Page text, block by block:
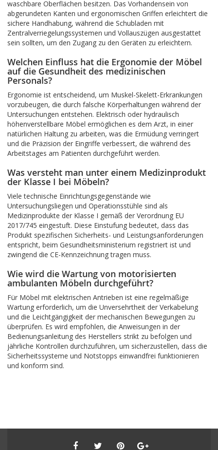
waschbare Oberflächen besitzen. Das Vorhandensein von
abgerundeten Kanten und ergonomischen Griffen erleichtert die
sichere Handhabung, während die Schubladen mit
Zentralverriegelungssystemen und Vollauszügen ausgestattet
sein sollten, um den Zugang zu den Geräten zu erleichtern.
Welchen Einfluss hat die Ergonomie der Möbel
auf die Gesundheit des medizinischen
Personals?
Ergonomie ist entscheidend, um Muskel-Skelett-Erkrankungen
vorzubeugen, die durch falsche Körperhaltungen während der
Untersuchungen entstehen. Elektrisch oder hydraulisch
höhenverstellbare Möbel ermöglichen es dem Arzt, in einer
natürlichen Haltung zu arbeiten, was die Ermüdung verringert
und die Präzision der Eingriffe verbessert, die während des
Arbeitstages am Patienten durchgeführt werden.
Was versteht man unter einem Medizinprodukt
der Klasse I bei Möbeln?
Viele technische Einrichtungsgegenstände wie
Untersuchungsliegen und Operationsstühle sind als
Medizinprodukte der Klasse I gemäß der Verordnung EU
2017/745 eingestuft. Diese Einstufung bedeutet, dass das
Produkt spezifischen Sicherheits- und Leistungsanforderungen
entspricht, beim Gesundheitsministerium registriert ist und
zwingend die CE-Kennzeichnung tragen muss.
Wie wird die Wartung von motorisierten
ambulanten Möbeln durchgeführt?
Für Möbel mit elektrischen Antrieben ist eine regelmäßige
Wartung erforderlich, um die Unversehrtheit der Verkabelung
und die Leichtgängigkeit der mechanischen Bewegungen zu
überprüfen. Es wird empfohlen, die Anweisungen in der
Bedienungsanleitung des Herstellers strikt zu befolgen und
jährliche Kontrollen durchzuführen, um sicherzustellen, dass die
Sicherheitssysteme und Notstopps einwandfrei funktionieren
und konform sind.